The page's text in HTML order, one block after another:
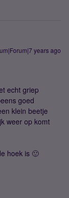
years ago
echt griep
goed
klein beetje
weer op komt
hoek is 🙂